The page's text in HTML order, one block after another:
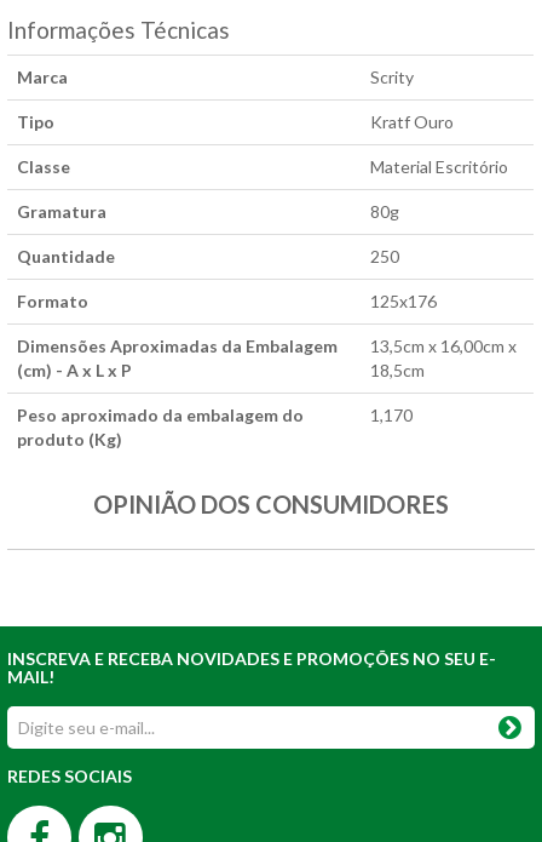
Informações Técnicas
Marca Scrity
Tipo Kratf Ouro
Classe Material Escritório
Gramatura 80g
Quantidade 250
Formato 125x176
Dimensões Aproximadas da Embalagem
(cm) - A x L x P
13,5cm x 16,00cm x
18,5cm
Peso aproximado da embalagem do
produto (Kg)
1,170
OPINIÃO DOS CONSUMIDORES
INSCREVA E RECEBA NOVIDADES E PROMOÇÕES NO SEU E-
MAIL!
REDES SOCIAIS